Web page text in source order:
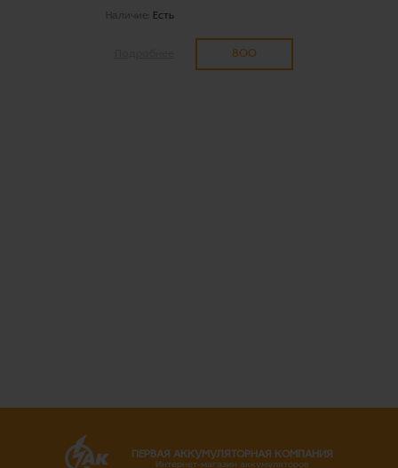
Наличие: Есть
800
ПЕРВАЯ АККУМУЛЯТОРНАЯ КОМПАНИЯ
Интернет-магазин аккумуляторов